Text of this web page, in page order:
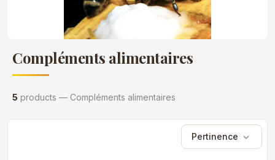
Compléments alimentaires
5 products — Compléments alimentaires
Pertinence expand_more